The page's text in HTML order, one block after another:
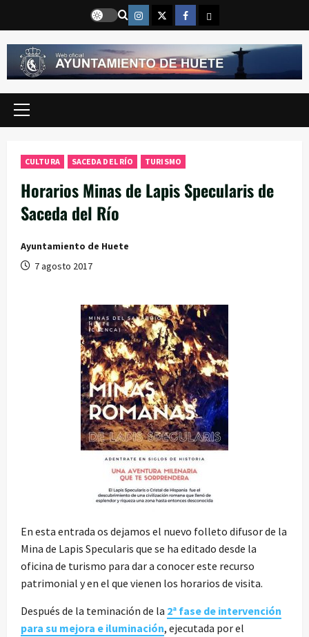
contenido
Instragram
TwitterFacebook
Email
Menú
CULTURA SACEDA DEL RÍO TURISMO
Horarios Minas de Lapis Specularis de
Saceda del Río
Ayuntamiento de Huete
7 agosto 2017
En esta entrada os dejamos el nuevo folleto difusor de la
Mina de Lapis Specularis que se ha editado desde la
oficina de turismo para dar a conocer este recurso
patrimonial y en el que vienen los horarios de visita.
Después de la teminación de la 2ª fase de intervención
para su mejora e iluminación, ejecutada por el